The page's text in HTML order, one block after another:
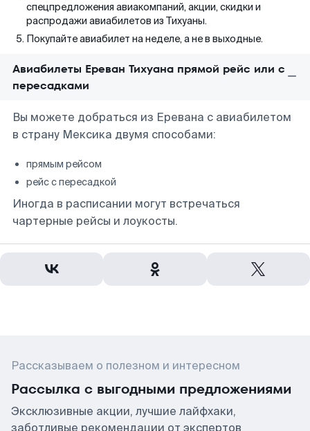
спецпредложения авиакомпаний, акции, скидки и
распродажи авиабилетов из Тихуаны.
Покупайте авиабилет на неделе, а не в выходные.
Авиабилеты Ереван Тихуана прямой рейс или с
пересадками
Вы можете добраться из Еревана с авиабилетом
в страну Мексика двумя способами:
прямым рейсом
рейс с пересадкой
Иногда в расписании могут встречаться
чартерные рейсы и лоукосты.
Рассказываем о полезном и интересном
Рассылка с выгодными предложениями
Эксклюзивные акции, лучшие лайфхаки,
заботливые рекомендации от экспертов